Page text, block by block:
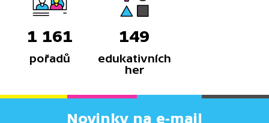
1 161
pořadů
149
edukativních
her
Novinky na e-mail